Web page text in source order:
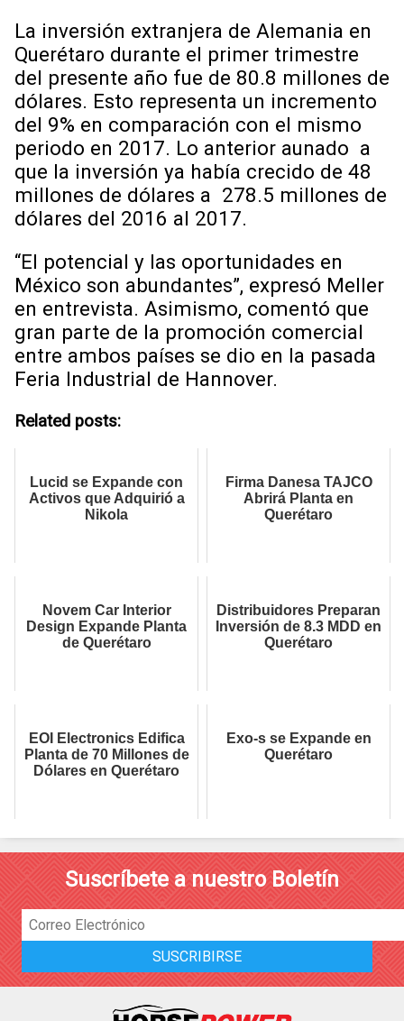
La inversión extranjera de Alemania en
Querétaro durante el primer trimestre
del presente año fue de 80.8 millones de
dólares. Esto representa un incremento
del 9% en comparación con el mismo
periodo en 2017. Lo anterior aunado a
que la inversión ya había crecido de 48
millones de dólares a 278.5 millones de
dólares del 2016 al 2017.
“El potencial y las oportunidades en
México son abundantes”, expresó Meller
en entrevista. Asimismo, comentó que
gran parte de la promoción comercial
entre ambos países se dio en la pasada
Feria Industrial de Hannover.
Related posts:
Lucid se Expande con
Activos que Adquirió a
Nikola
Firma Danesa TAJCO
Abrirá Planta en
Querétaro
Novem Car Interior
Design Expande Planta
de Querétaro
Distribuidores Preparan
Inversión de 8.3 MDD en
Querétaro
EOI Electronics Edifica
Planta de 70 Millones de
Dólares en Querétaro
Exo-s se Expande en
Querétaro
Suscríbete a nuestro Boletín